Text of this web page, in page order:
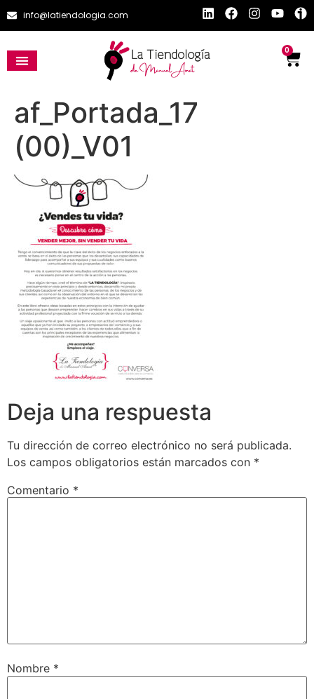
info@latiendologia.com
0
af_Portada_17
(00)_V01
Deja una respuesta
Tu dirección de correo electrónico no será publicada.
Los campos obligatorios están marcados con *
Comentario *
Nombre *